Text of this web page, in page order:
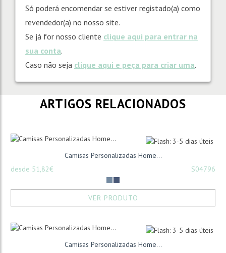
Só poderá encomendar se estiver registado(a) como
revendedor(a) no nosso site.
Se já for nosso cliente clique aqui para entrar na
sua conta.
Caso não seja clique aqui e peça para criar uma.
ARTIGOS RELACIONADOS
Camisas Personalizadas Home...
desde 51,82€
S04796
VER PRODUTO
Camisas Personalizadas Home...